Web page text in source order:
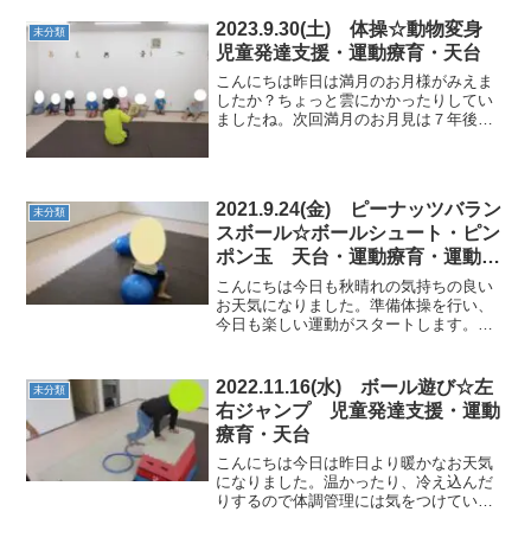
ここにも押してみよう♪お...
未分類
2023.9.30(土) 体操☆動物変身
児童発達支援・運動療育・天台
こんにちは昨日は満月のお月様がみえま
したか？ちょっと雲にかかったりしてい
ましたね。次回満月のお月見は７年後位
みました。★絵本★体操か...
未分類
2021.9.24(金) ピーナッツバラン
スボール☆ボールシュート・ピン
ポン玉 天台・運動療育・運動遊
び
こんにちは今日も秋晴れの気持ちの良い
お天気になりました。準備体操を行い、
今日も楽しい運動がスタートします。★
がら、バランス～。からだが伸びて、気
持ちいいね～。 ★サーキ...
未分類
2022.11.16(水) ボール遊び☆左
右ジャンプ 児童発達支援・運動
療育・天台
こんにちは今日は昨日より暖かなお天気
になりました。温かったり、冷え込んだ
りするので体調管理には気をつけていき